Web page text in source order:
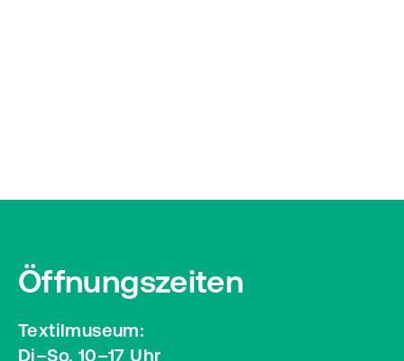
Öffnungszeiten
Textilmuseum:
Di–So, 10–17 Uhr